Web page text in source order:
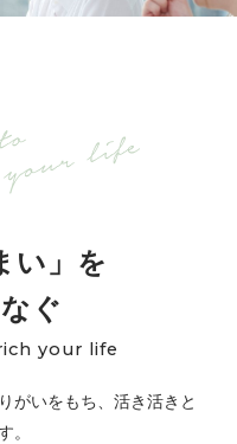
い」を
ぐ
your life
がいをもち、活き活きと
。